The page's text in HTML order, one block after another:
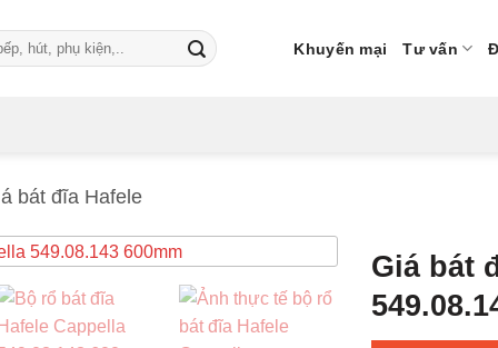
Khuyến mại Tư vấn
bát đĩa Hafele
Giá bát